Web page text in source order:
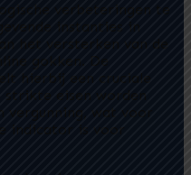
verbeteringen te
instanties in
het versterken van de
gokken. De
hierbij een cruciale
strikte eisen worden
vergunning, wat voor
indicator is voor